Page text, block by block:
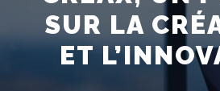
SUR LA
ET